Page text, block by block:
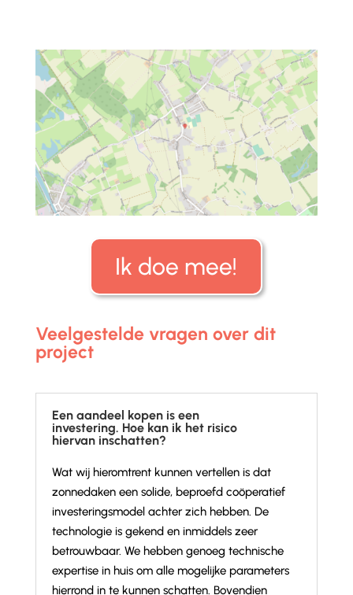
Ik doe mee!
Veelgestelde vragen over dit
project
Een aandeel kopen is een
investering. Hoe kan ik het risico
hiervan inschatten?
Wat wij hieromtrent kunnen vertellen is dat
zonnedaken een solide, beproefd coöperatief
investeringsmodel achter zich hebben. De
technologie is gekend en inmiddels zeer
betrouwbaar. We hebben genoeg technische
expertise in huis om alle mogelijke parameters
hierrond in te kunnen schatten. Bovendien